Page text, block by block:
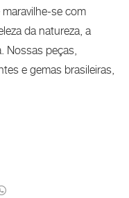
maravilhe-se com
da natureza, a
Nossas peças,
e gemas brasileiras,